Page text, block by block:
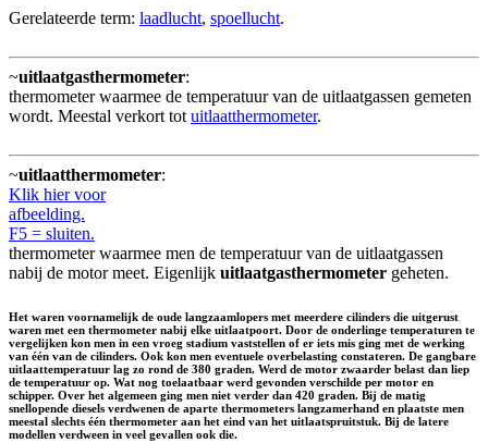
Gerelateerde term: laadlucht, spoellucht.
~uitlaatgasthermometer:
thermometer waarmee de temperatuur van de uitlaatgassen gemeten
wordt. Meestal verkort totuitlaatthermometer.
~uitlaatthermometer:
Klik hier voor
afbeelding.
F5 = sluiten.
thermometer waarmee men de temperatuur van de uitlaatgassen
nabij de motor meet. Eigenlijk uitlaatgasthermometer geheten.
Het waren voornamelijk de oude langzaamlopers met meerdere cilinders die uitgerust
waren met een thermometer nabij elke uitlaatpoort. Door de onderlinge temperaturen te
vergelijken kon men in een vroeg stadium vaststellen of er iets mis ging met de werking
van één van de cilinders. Ook kon men eventuele overbelasting constateren. De gangbare
uitlaattemperatuur lag zo rond de 380 graden. Werd de motor zwaarder belast dan liep
de temperatuur op. Wat nog toelaatbaar werd gevonden verschilde per motor en
schipper. Over het algemeen ging men niet verder dan 420 graden. Bij de matig
snellopende diesels verdwenen de aparte thermometers langzamerhand en plaatste men
meestal slechts één thermometer aan het eind van het uitlaatspruitstuk. Bij de latere
modellen verdween in veel gevallen ook die.